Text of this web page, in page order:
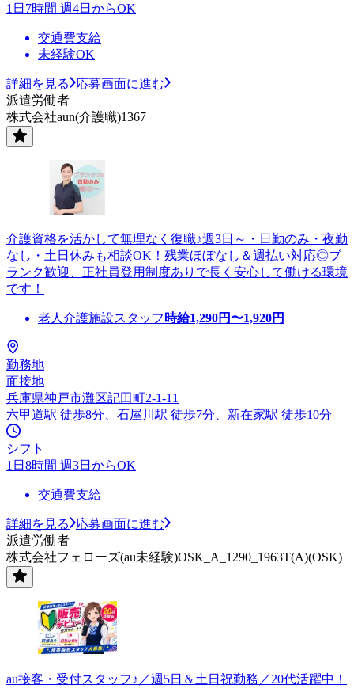
1日7時間 週4日からOK
交通費支給
未経験OK
詳細を見る
応募画面に進む
派遣労働者
株式会社aun(介護職)1367
介護資格を活かして無理なく復職♪週3日～・日勤のみ・夜勤
なし・土日休みも相談OK！残業ほぼなし＆週払い対応◎ブ
ランク歓迎、正社員登用制度ありで長く安心して働ける環境
です！
老人介護施設スタッフ 時給1,290円〜1,920円
勤務地
面接地
兵庫県神戸市灘区記田町2-1-11
六甲道駅 徒歩8分、石屋川駅 徒歩7分、新在家駅 徒歩10分
シフト
1日8時間 週3日からOK
交通費支給
詳細を見る
応募画面に進む
派遣労働者
株式会社フェローズ(au未経験)OSK_A_1290_1963T(A)(OSK)
au接客・受付スタッフ♪／週5日＆土日祝勤務／20代活躍中！